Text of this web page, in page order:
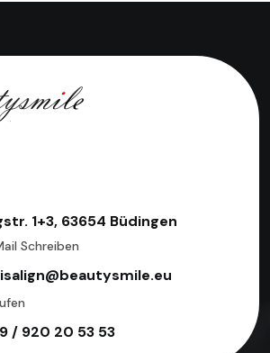
1+3, 63654 Büdingen
Schreiben
/ 920 20 53 53